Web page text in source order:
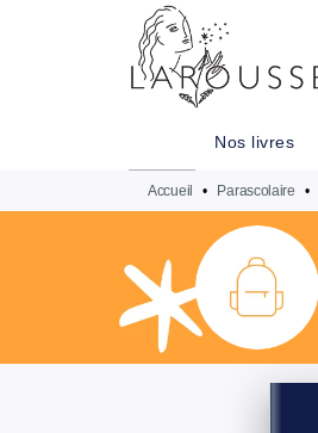
MENU
Nos livres
Accueil • Parascolaire •